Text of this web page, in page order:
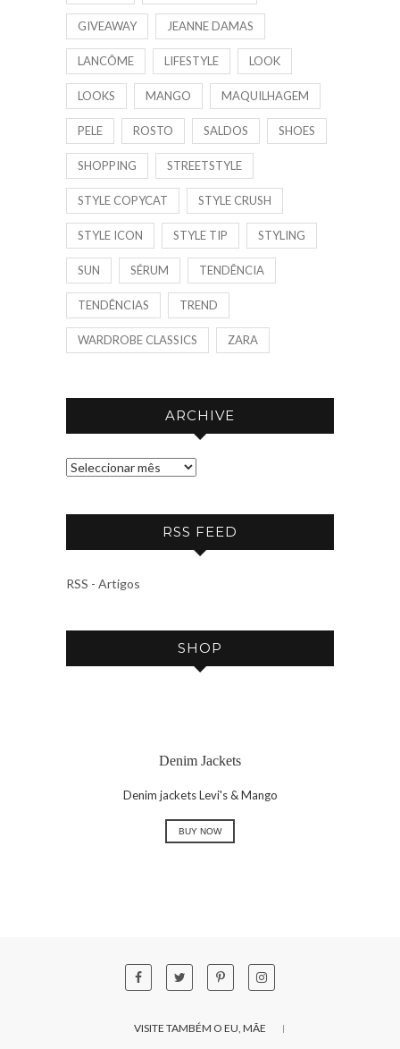
GIVEAWAY JEANNE DAMAS
LANCÔME LIFESTYLE LOOK
LOOKS MANGO MAQUILHAGEM
PELE ROSTO SALDOS SHOES
SHOPPING STREETSTYLE
STYLE COPYCAT STYLE CRUSH
STYLE ICON STYLE TIP STYLING
SUN SÉRUM TENDÊNCIA
TENDÊNCIAS TREND
WARDROBE CLASSICS ZARA
ARCHIVE
A
C
V
RSS FEED
RSS - Artigos
SHOP
Denim Jackets
Denim jackets Levi's & Mango
BUY NOW
VISITE TAMBÉM O EU, MÃE